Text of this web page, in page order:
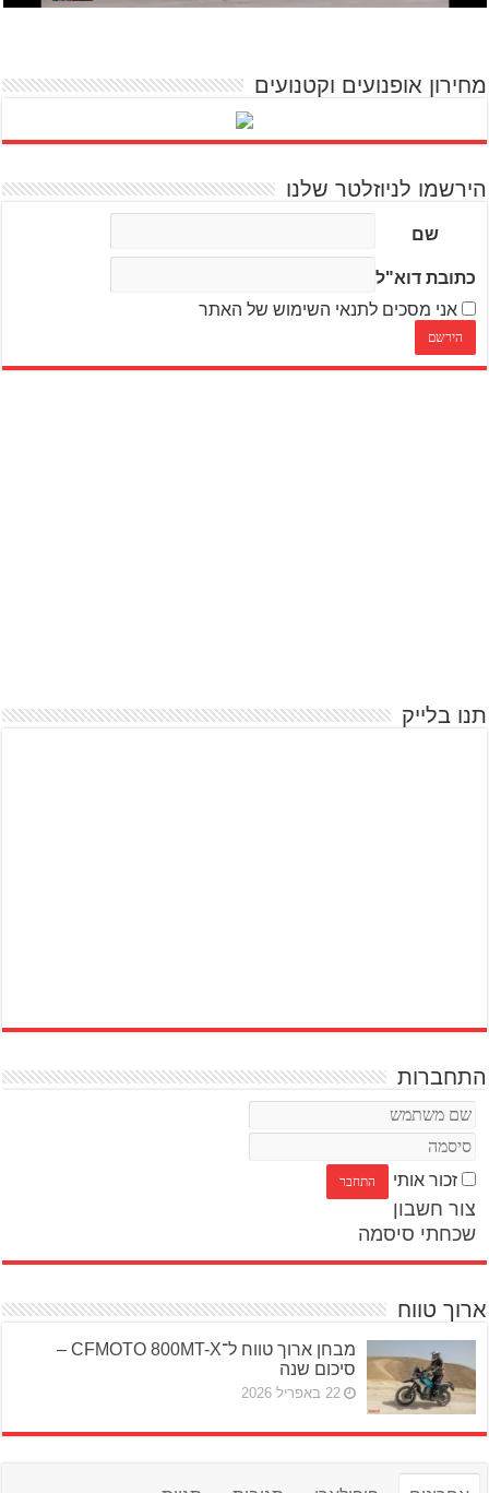
מחירון אופנועים וקטנועים
הירשמו לניוזלטר שלנו
שם
כתובת דוא"ל
אני מסכים לתנאי השימוש של האתר
תנו בלייק
התחברות
זכור אותי
צור חשבון
שכחתי סיסמה
ארוך טווח
מבחן ארוך טווח ל־CFMOTO 800MT-X –
סיכום שנה
22 באפריל 2026